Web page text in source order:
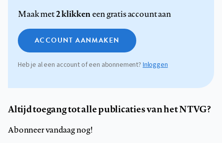
Maak met2 klikkeneen gratis account aan
ACCOUNT AANMAKEN
Heb je al een account of een abonnement? Inloggen
Altijd toegang tot alle publicaties van het NTVG?
Abonneer vandaag nog!